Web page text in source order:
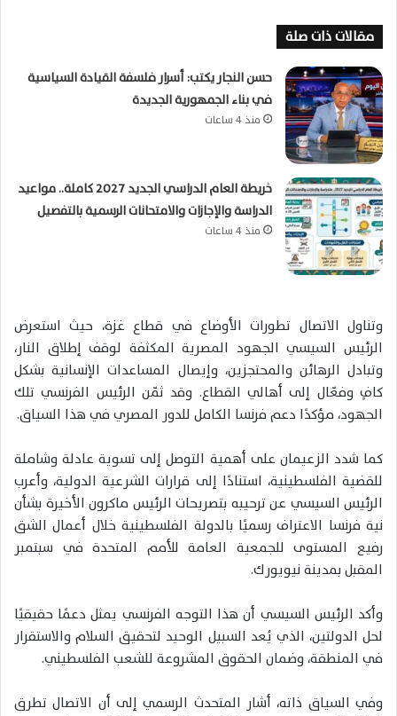
مقالات ذات صلة
حسن النجار يكتب: أسرار فلسفة القيادة السياسية
في بناء الجمهورية الجديدة
منذ 4 ساعات
خريطة العام الدراسي الجديد 2027 كاملة.. مواعيد
الدراسة والإجازات والامتحانات الرسمية بالتفصيل
منذ 4 ساعات
وتناول الاتصال تطورات الأوضاع في قطاع غزة، حيث استعرض
الرئيس السيسي الجهود المصرية المكثفة لوقف إطلاق النار،
وتبادل الرهائن والمحتجزين، وإيصال المساعدات الإنسانية بشكل
كافٍ وفعّال إلى أهالي القطاع. وقد ثمّن الرئيس الفرنسي تلك
الجهود، مؤكدًا دعم فرنسا الكامل للدور المصري في هذا السياق.
كما شدد الزعيمان على أهمية التوصل إلى تسوية عادلة وشاملة
للقضية الفلسطينية، استنادًا إلى قرارات الشرعية الدولية، وأعرب
الرئيس السيسي عن ترحيبه بتصريحات الرئيس ماكرون الأخيرة بشأن
نية فرنسا الاعتراف رسميًا بالدولة الفلسطينية خلال أعمال الشق
رفيع المستوى للجمعية العامة للأمم المتحدة في سبتمبر
المقبل بمدينة نيويورك.
وأكد الرئيس السيسي أن هذا التوجه الفرنسي يمثل دعمًا حقيقيًا
لحل الدولتين، الذي يُعد السبيل الوحيد لتحقيق السلام والاستقرار
في المنطقة، وضمان الحقوق المشروعة للشعب الفلسطيني.
وفي السياق ذاته، أشار المتحدث الرسمي إلى أن الاتصال تطرق